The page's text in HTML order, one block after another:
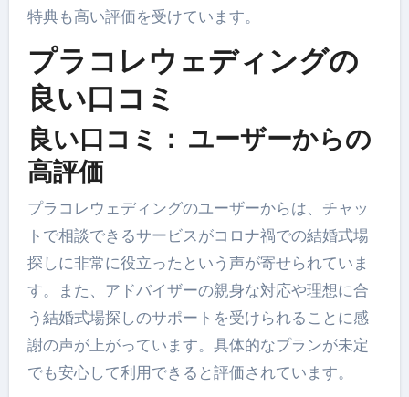
特典も高い評価を受けています。
プラコレウェディングの
良い口コミ
良い口コミ： ユーザーからの
高評価
プラコレウェディングのユーザーからは、チャッ
トで相談できるサービスがコロナ禍での結婚式場
探しに非常に役立ったという声が寄せられていま
す。また、アドバイザーの親身な対応や理想に合
う結婚式場探しのサポートを受けられることに感
謝の声が上がっています。具体的なプランが未定
でも安心して利用できると評価されています。